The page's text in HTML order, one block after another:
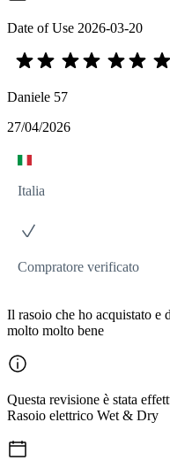
Date of Use 2026-03-20
Daniele 57
27/04/2026
Italia
Compratore verificato
Il rasoio che ho acquistato e
molto molto bene
Questa revisione è stata
Rasoio elettrico Wet & Dry